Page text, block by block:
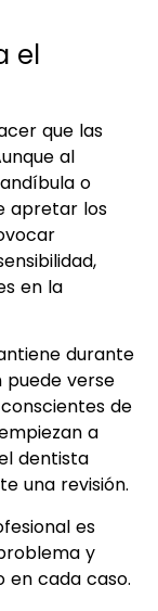
el
que las
al
o
apretar los
en la
durante
puede verse
de
a
dentista
una revisión.
es
y
en cada caso.